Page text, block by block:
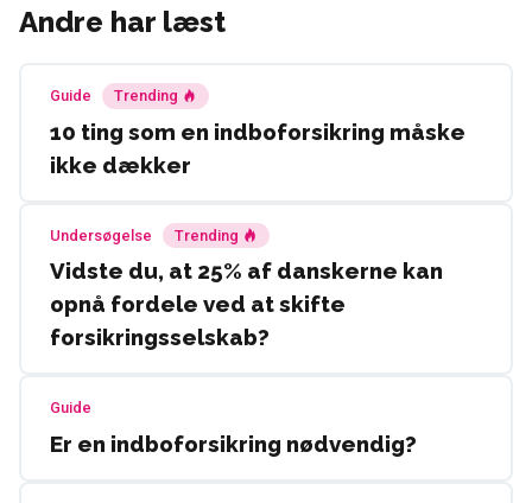
Andre har læst
Guide Trending
10 ting som en indboforsikring måske
ikke dækker
Undersøgelse Trending
Vidste du, at 25% af danskerne kan
opnå fordele ved at skifte
forsikringsselskab?
Guide
Er en indboforsikring nødvendig?